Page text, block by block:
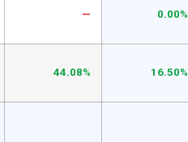
0.00%
—
16.50%
44.08%